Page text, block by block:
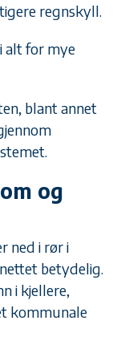
regnskyll.
alt for mye
blant annet
og
ned i rør i
betydelig.
i kjellere,
kommunale